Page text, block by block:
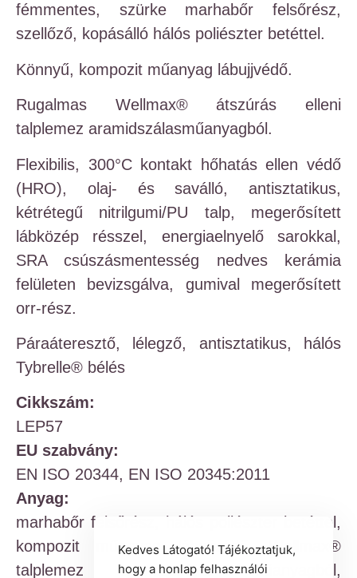
fémmentes, szürke marhabőr felsőrész,
szellőző, kopásálló hálós poliészter betéttel.
Könnyű, kompozit műanyag lábujjvédő.
Rugalmas Wellmax® átszúrás elleni
talplemez aramidszálasműanyagból.
Flexibilis, 300°C kontakt hőhatás ellen védő
(HRO), olaj- és saválló, antisztatikus,
kétrétegű nitrilgumi/PU talp, megerősített
lábközép résszel, energiaelnyelő sarokkal,
SRA csúszásmentesség nedves kerámia
felületen bevizsgálva, gumival megerősített
orr-rész.
Páraáteresztő, lélegző, antisztatikus, hálós
Tybrelle® bélés
Cikkszám:
LEP57
EU szabvány:
EN ISO 20344, EN ISO 20345:2011
Anyag:
marhabőr felsőrész, hálós poliészter betéttel,
kompozit műanyag lábujjvédő, Wellmax®
talplemez aramidszálas műanyagból,
Kedves Látogató! Tájékoztatjuk,
hogy a honlap felhasználói